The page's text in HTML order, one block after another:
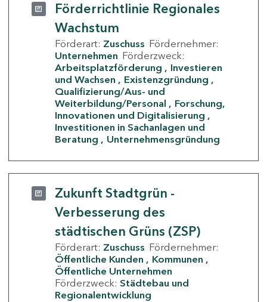
Förderrichtlinie Regionales
Wachstum
Förderart: Zuschuss Fördernehmer:
Unternehmen Förderzweck:
Arbeitsplatzförderung
Investieren
und Wachsen
Existenzgründung
Qualifizierung/Aus- und
Weiterbildung/Personal
Forschung,
Innovationen und Digitalisierung
Investitionen in Sachanlagen und
Beratung
Unternehmensgründung
Zukunft Stadtgrün -
Verbesserung des
städtischen Grüns (ZSP)
Förderart: Zuschuss Fördernehmer:
Öffentliche Kunden
Kommunen
Öffentliche Unternehmen
Förderzweck: Städtebau und
Regionalentwicklung